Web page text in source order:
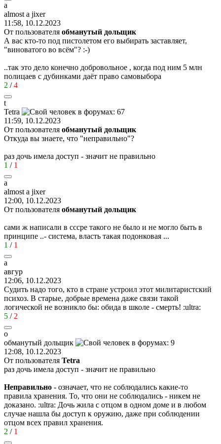
a
almost a jixer
11:58, 10.12.2023
От пользователя обманутый дольщик
А вас кто-то под пистолетом его выбирать заставляет,
"виноватого во всём"? :-)
..так это дело конечно добровольное , когда под ним 5 млн
полицаев с дубинками даёт право самовыбора
2 /4
t
Tetra
11:59, 10.12.2023
От пользователя обманутый дольщик
Откуда вы знаете, что "неправильно"?
раз дочь имела доступ - значит не правильно
1 / 1
a
almost a jixer
12:00, 10.12.2023
От пользователя обманутый дольщик
сами ж написали в сссре такого не было и не могло быть в
принципе ..- система, власть такая подонковая ...
1 / 1
а
авгуp
12:06, 10.12.2023
Судить надо того, кто в стране устроил этот милитаристский
психоз. В старые, добрые времена даже связи такой
логической не возникло бы: обида в школе - смерть! :ultra:
5 / 2
о
обманутый дольщик
12:08, 10.12.2023
От пользователя Tetra
раз дочь имела доступ - значит не правильно
Неправильно - означает, что не соблюдались какие-то
правила хранения. То, что они не соблюдались - никем не
доказано. :ultra: Дочь жила с отцом в одном доме и в любом
случае нашла бы доступ к оружию, даже при соблюдении
отцом всех правил хранения.
2 / 1